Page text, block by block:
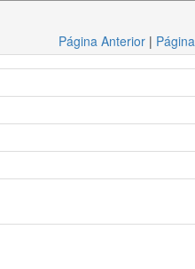
Página Anterior |